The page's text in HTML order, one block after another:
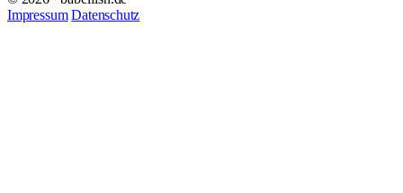
Impressum Datenschutz